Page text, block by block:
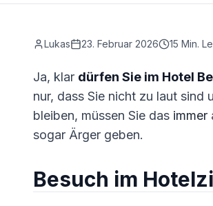
Lukas 23. Februar 2026 15 Min.
Ja, klar dürfen Sie im Hotel
nur, dass Sie nicht zu laut sind
bleiben, müssen Sie das immer
sogar Ärger geben.
Besuch im